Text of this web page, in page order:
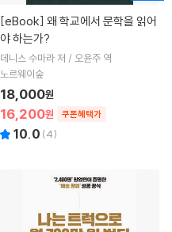
[eBook]
야 하는가?
데니스 수마라 저 / 오윤주 역
노르웨이숲
16,200원 쿠폰혜택가
18,000원
10.0 (4)